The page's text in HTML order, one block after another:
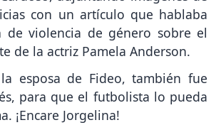
con un artículo que hablaba
de violencia de género sobre el
de la actriz Pamela Anderson.
esposa de Fideo, también fue
para que el futbolista lo pueda
¡Encare Jorgelina!